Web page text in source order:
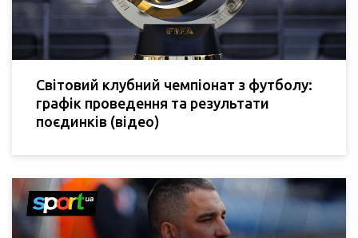
Світовий клубний чемпіонат з футболу:
графік проведення та результати
поєдинків (відео)